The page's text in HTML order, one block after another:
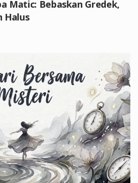
Matic: Bebaskan Gredek,
Halus